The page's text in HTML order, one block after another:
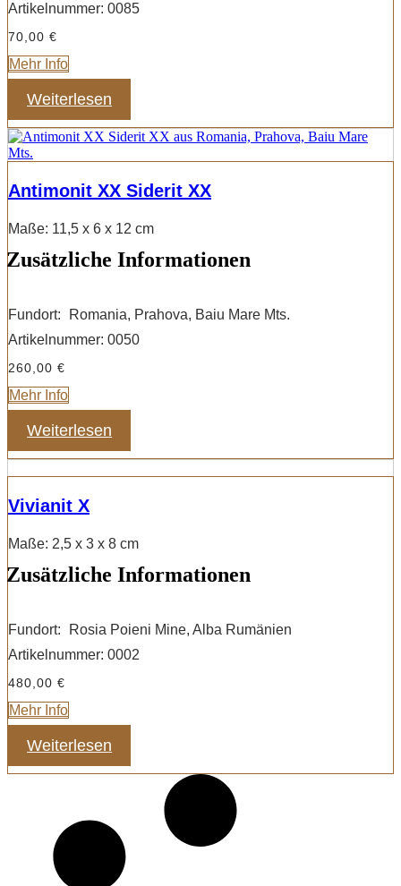
Artikelnummer: 0085
70,00 €
Mehr Info
Weiterlesen
Antimonit XX Siderit XX
Maße: 11,5 x 6 x 12 cm
Zusätzliche Informationen
Fundort:
Romania, Prahova, Baiu Mare Mts.
Artikelnummer: 0050
260,00 €
Mehr Info
Weiterlesen
Vivianit X
Maße: 2,5 x 3 x 8 cm
Zusätzliche Informationen
Fundort:
Rosia Poieni Mine, Alba Rumänien
Artikelnummer: 0002
480,00 €
Mehr Info
Weiterlesen